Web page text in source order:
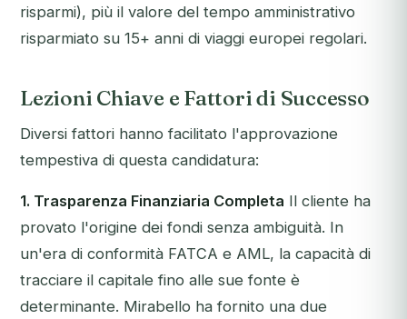
risparmi), più il valore del tempo amministrativo
risparmiato su 15+ anni di viaggi europei regolari.
Lezioni Chiave e Fattori di Successo
Diversi fattori hanno facilitato l'approvazione
tempestiva di questa candidatura:
1. Trasparenza Finanziaria Completa Il cliente ha
provato l'origine dei fondi senza ambiguità. In
un'era di conformità FATCA e AML, la capacità di
tracciare il capitale fino alle sue fonte è
determinante. Mirabello ha fornito una due